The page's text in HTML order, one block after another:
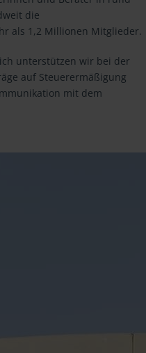
die
als 1,2 Millionen Mitglieder.
unterstützen wir bei der
auf Steuerermäßigung
mit dem